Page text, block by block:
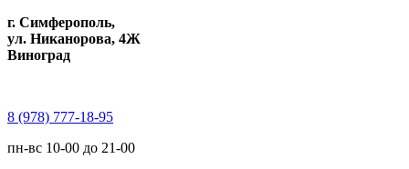
г. Симферополь,
ул. Никанорова, 4Ж
Виноград
8 (978) 777-18-95
пн-вс 10-00 до 21-00